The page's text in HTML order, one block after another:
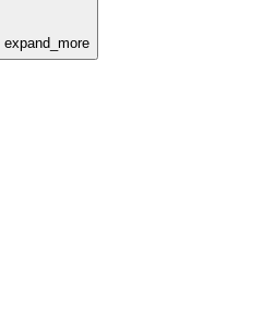
expand_more